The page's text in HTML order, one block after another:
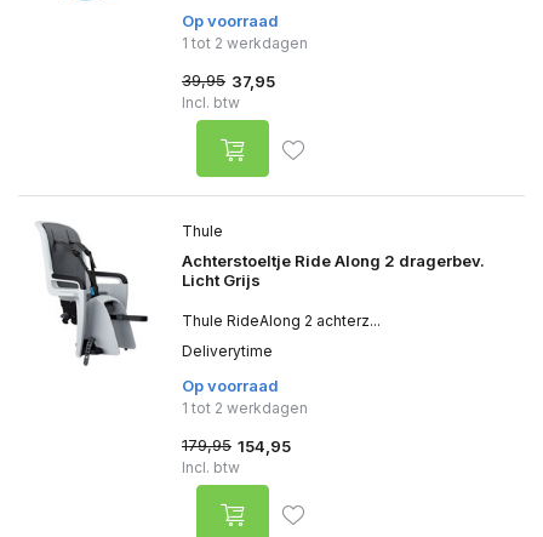
Op voorraad
1 tot 2 werkdagen
39,95 37,95
Incl. btw
Thule
Achterstoeltje Ride Along 2 dragerbev.
Licht Grijs
Thule RideAlong 2 achterz...
Deliverytime
Op voorraad
1 tot 2 werkdagen
179,95 154,95
Incl. btw